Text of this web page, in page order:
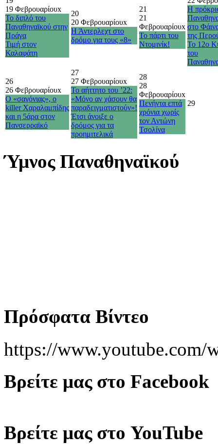
19 Φεβρουαρίουx
Το διπλό του
Παναθηναϊκού στην
Πράγα
Τιμή στον
Καλαφάτη
20
20 Φεβρουαρίουx
Η Άντερλεχτ στο
δρόμο για τους «8»
21
21
Φεβρουαρίουx
Το πάρτι του
Ντομινίκ!
Η
στο
της
Το 12ο
του
26
26 Φεβρουαρίουx
Ο «σαγόνιας», ο
killer Χαραλαμπίδης
και η 5άρα στον
Πανσερραϊκό
27
27 Φεβρουαρίουx
Το αήττητο του ’22:
«Μόνο αν χάσουν θα
παραδειγματιστούν»!
Έτσι άνοιξε ο
δρόμος για τα
προημιτελικά
28
28
Φεβρουαρίουx
Πενήντα επτά
χρόνια χωρίς
τον Αντώνη
Τσολίνα
29
Ύμνος Παναθηναϊκού
Πρόσφατα Βίντεο
https://
Βρείτε μας στο Facebook
Βρείτε μας στο YouTube